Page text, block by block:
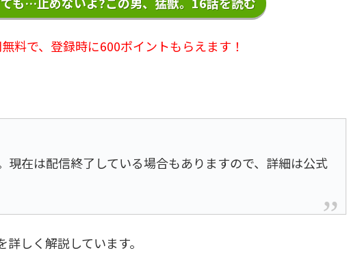
料で、登録時に600ポイントもらえます！
現在は配信終了している場合もありますので、詳細は公式
しく解説しています。